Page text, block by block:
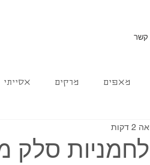
קשר
מאפים מרקים אסייתי
סלק